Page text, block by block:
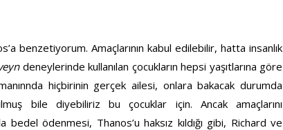
benzetiyorum. Amaçlarının kabul edilebilir, hatta insanlık
deneylerinde kullanılan çocukların hepsi yaşıtlarına göre
hiçbirinin gerçek ailesi, onlara bakacak durumda
bile diyebiliriz bu çocuklar için. Ancak amaçlarını
bedel ödenmesi, Thanos’u haksız kıldığı gibi, Richard ve